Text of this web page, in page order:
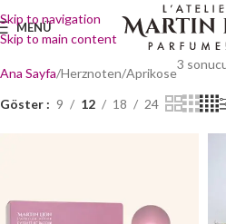
Skip to navigation
Skip to main content
MENÜ
Ana Sayfa Herznoten Aprikose
3
Göster 9 12 18 24